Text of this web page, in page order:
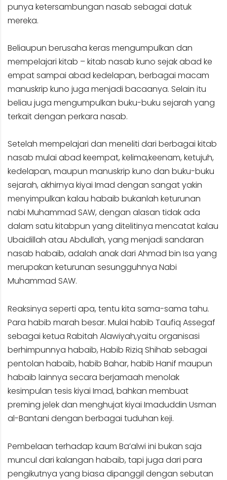
punya ketersambungan nasab sebagai datuk
mereka.
Beliaupun berusaha keras mengumpulkan dan
mempelajari kitab – kitab nasab kuno sejak abad ke
empat sampai abad kedelapan, berbagai macam
manuskrip kuno juga menjadi bacaanya. Selain itu
beliau juga mengumpulkan buku-buku sejarah yang
terkait dengan perkara nasab.
Setelah mempelajari dan meneliti dari berbagai kitab
nasab mulai abad keempat, kelima,keenam, ketujuh,
kedelapan, maupun manuskrip kuno dan buku-buku
sejarah, akhirnya kiyai Imad dengan sangat yakin
menyimpulkan kalau habaib bukanlah keturunan
nabi Muhammad SAW, dengan alasan tidak ada
dalam satu kitabpun yang ditelitinya mencatat kalau
Ubaidillah atau Abdullah, yang menjadi sandaran
nasab habaib, adalah anak dari Ahmad bin Isa yang
merupakan keturunan sesungguhnya Nabi
Muhammad SAW.
Reaksinya seperti apa, tentu kita sama-sama tahu.
Para habib marah besar. Mulai habib Taufiq Assegaf
sebagai ketua Rabitah Alawiyah,yaitu organisasi
berhimpunnya habaib, Habib Riziq Shihab sebagai
pentolan habaib, habib Bahar, habib Hanif maupun
habaib lainnya secara berjamaah menolak
kesimpulan tesis kiyai Imad, bahkan membuat
preming jelek dan menghujat kiyai Imaduddin Usman
al-Bantani dengan berbagai tuduhan keji.
Pembelaan terhadap kaum Ba’alwi ini bukan saja
muncul dari kalangan habaib, tapi juga dari para
pengikutnya yang biasa dipanggil dengan sebutan